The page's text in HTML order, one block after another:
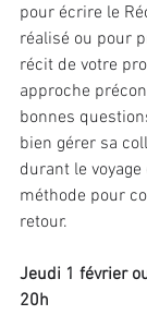
pour écrire le
réalisé ou pour
récit de votre
approche
bonnes
bien gérer sa
durant le
méthode pour
retour.
Jeudi 1 février
20h